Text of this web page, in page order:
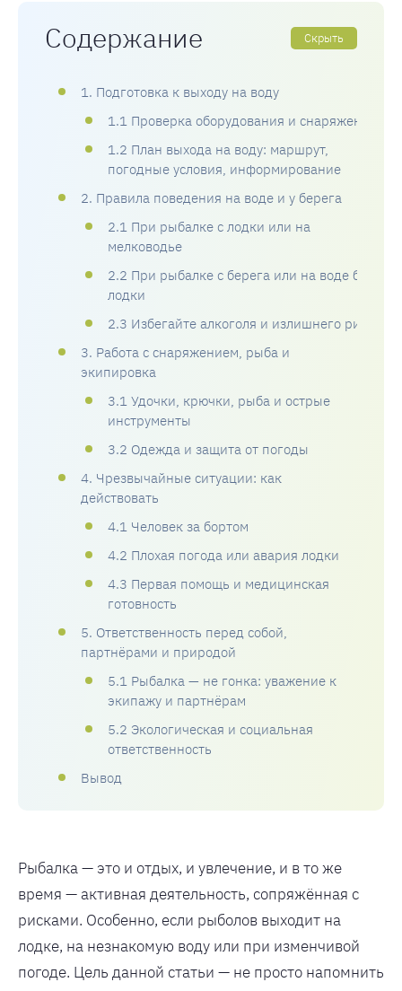
Содержание Скрыть
1. Подготовка к выходу на воду
1.1 Проверка оборудования и снаряжения
1.2 План выхода на воду: маршрут,
погодные условия, информирование
2. Правила поведения на воде и у берега
2.1 При рыбалке с лодки или на
мелководье
2.2 При рыбалке с берега или на воде без
лодки
2.3 Избегайте алкоголя и излишнего риска
3. Работа с снаряжением, рыба и
экипировка
3.1 Удочки, крючки, рыба и острые
инструменты
3.2 Одежда и защита от погоды
4. Чрезвычайные ситуации: как
действовать
4.1 Человек за бортом
4.2 Плохая погода или авария лодки
4.3 Первая помощь и медицинская
готовность
5. Ответственность перед собой,
партнёрами и природой
5.1 Рыбалка — не гонка: уважение к
экипажу и партнёрам
5.2 Экологическая и социальная
ответственность
Вывод
Рыбалка — это и отдых, и увлечение, и в то же
время — активная деятельность, сопряжённая с
рисками. Особенно, если рыболов выходит на
лодке, на незнакомую воду или при изменчивой
погоде. Цель данной статьи — не просто напомнить